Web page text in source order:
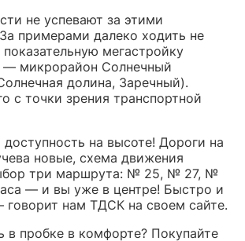
не успевают за этими
примерами далеко ходить не
мегастройку
— микрорайон Солнечный
долина, Заречный).
с точки зрения транспортной
доступность на высоте! Дороги на
новые, схема движения
три маршрута: № 25, № 27, №
— и вы уже в центре! Быстро и
говорит нам ТДСК на своем сайте.
в пробке в комфорте? Покупайте